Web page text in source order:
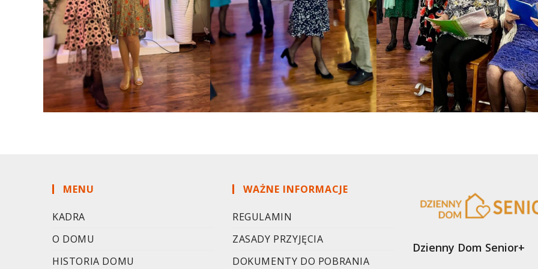
MENU
KADRA
O DOMU
HISTORIA DOMU
WAŻNE INFORMACJE
REGULAMIN
ZASADY PRZYJĘCIA
DOKUMENTY DO POBRANIA
Dzienny Dom Senior+